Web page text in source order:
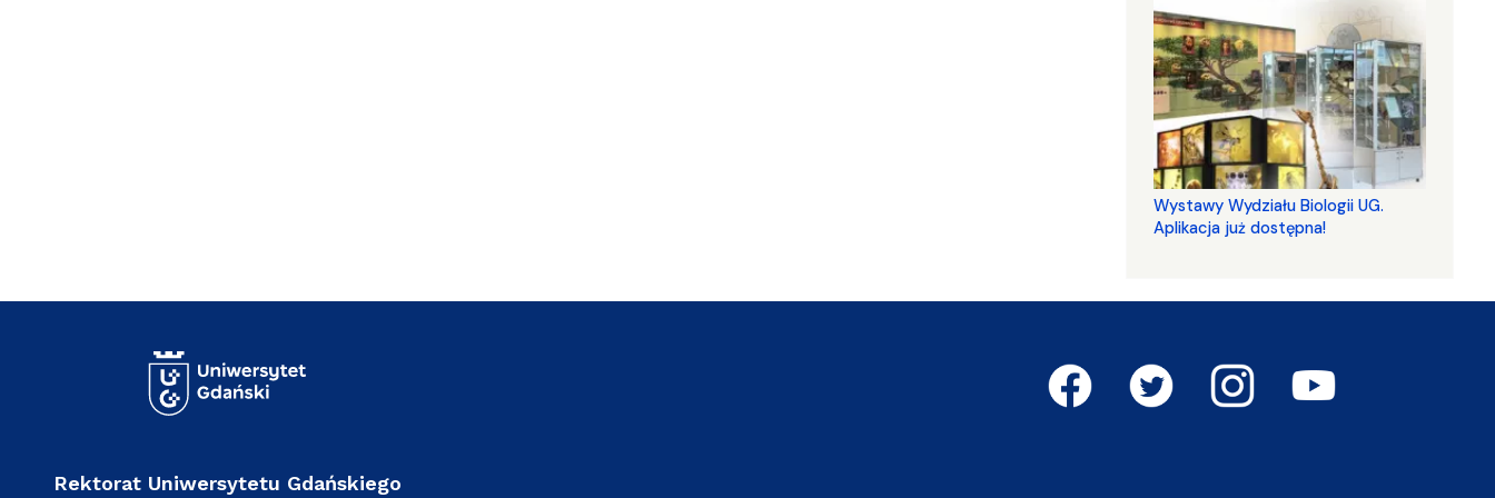
Wystawy Wydziału Biologii UG.
Aplikacja już dostępna!
Rektorat Uniwersytetu Gdańskiego